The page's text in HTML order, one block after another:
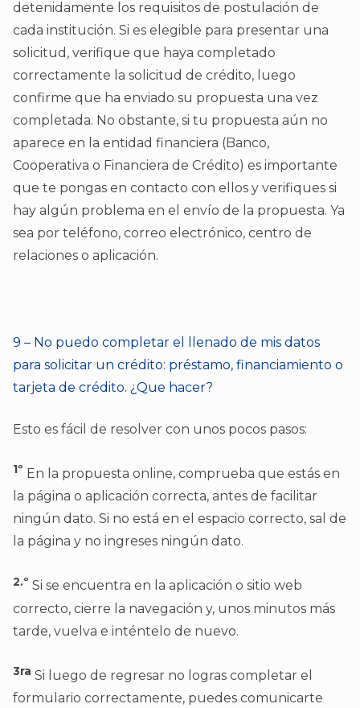
detenidamente los requisitos de postulación de
cada institución. Si es elegible para presentar una
solicitud, verifique que haya completado
correctamente la solicitud de crédito, luego
confirme que ha enviado su propuesta una vez
completada. No obstante, si tu propuesta aún no
aparece en la entidad financiera (Banco,
Cooperativa o Financiera de Crédito) es importante
que te pongas en contacto con ellos y verifiques si
hay algún problema en el envío de la propuesta. Ya
sea por teléfono, correo electrónico, centro de
relaciones o aplicación.
9 – No puedo completar el llenado de mis datos
para solicitar un crédito: préstamo, financiamiento o
tarjeta de crédito. ¿Que hacer?
Esto es fácil de resolver con unos pocos pasos:
1º En la propuesta online, comprueba que estás en
la página o aplicación correcta, antes de facilitar
ningún dato. Si no está en el espacio correcto, sal de
la página y no ingreses ningún dato.
2.º Si se encuentra en la aplicación o sitio web
correcto, cierre la navegación y, unos minutos más
tarde, vuelva e inténtelo de nuevo.
3ra Si luego de regresar no logras completar el
formulario correctamente, puedes comunicarte